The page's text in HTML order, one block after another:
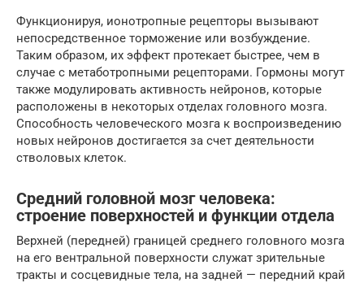
Функционируя, ионотропные рецепторы вызывают
непосредственное торможение или возбуждение.
Таким образом, их эффект протекает быстрее, чем в
случае с метаботропными рецепторами. Гормоны могут
также модулировать активность нейронов, которые
расположены в некоторых отделах головного мозга.
Способность человеческого мозга к воспроизведению
новых нейронов достигается за счет деятельности
стволовых клеток.
Средний головной мозг человека:
строение поверхностей и функции отдела
Верхней (передней) границей среднего головного мозга
на его вентральной поверхности служат зрительные
тракты и сосцевидные тела, на задней — передний край